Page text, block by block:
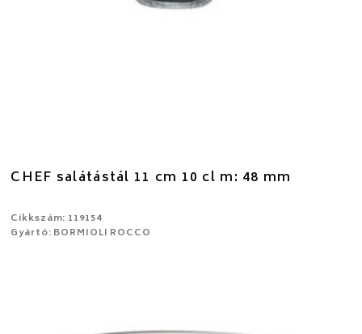
CHEF salátástál 11 cm 10 cl m: 48 mm
Cikkszám: 119154
Gyártó: BORMIOLI ROCCO